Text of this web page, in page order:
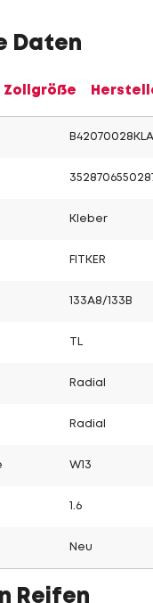
Daten
Zollgröße
Kleber
FITKER
133A8/133B
Radial
Radial
W13
1.6
Neu
Reifen